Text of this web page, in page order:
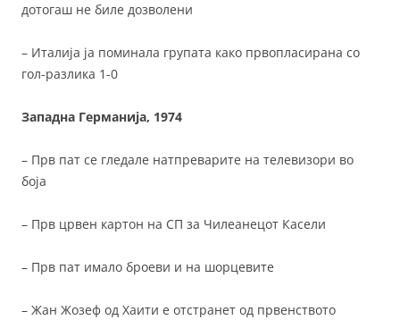
дотогаш не биле дозволени
– Италија ја поминала групата како првопласирана со
гол-разлика 1-0
Западна Германија, 1974
– Прв пат се гледале натпреварите на телевизори во
боја
– Прв црвен картон на СП за Чилеанецот Касели
– Прв пат имало броеви и на шорцевите
– Жан Жозеф од Хаити е отстранет од првенството